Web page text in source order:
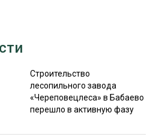
Строительство
лесопильного завода
«Череповецлеса» в Бабаево
перешло в активную фазу